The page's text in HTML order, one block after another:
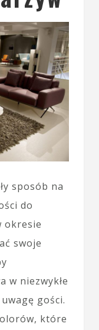
sposób na
do
okresie
swoje
w niezwykłe
gości.
które